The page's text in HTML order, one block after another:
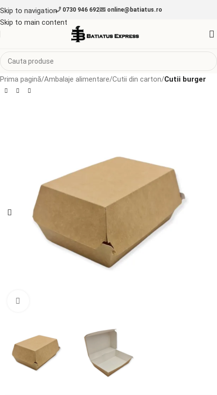
Skip to navigation
Skip to main content
0730 946 692 online@batiatus.ro
Prima pagină Ambalaje alimentare Cutii din carton Cutii burger